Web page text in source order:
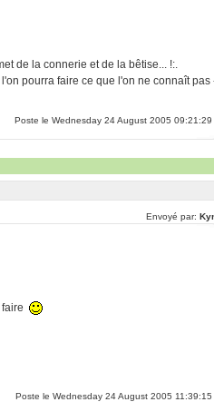
de la connerie et de la bêtise... !:.
pourra faire ce que l'on ne connaît pas
Poste le Wednesday 24 August 2005 09:21:29
Envoyé par:
Poste le Wednesday 24 August 2005 11:39:15